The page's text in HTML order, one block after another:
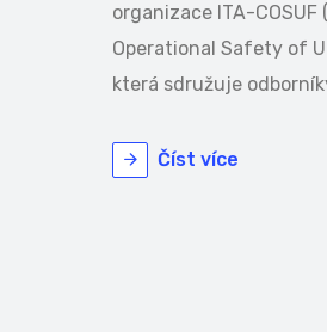
organizace ITA-
Operational Safety of
která sdružuje
Číst více